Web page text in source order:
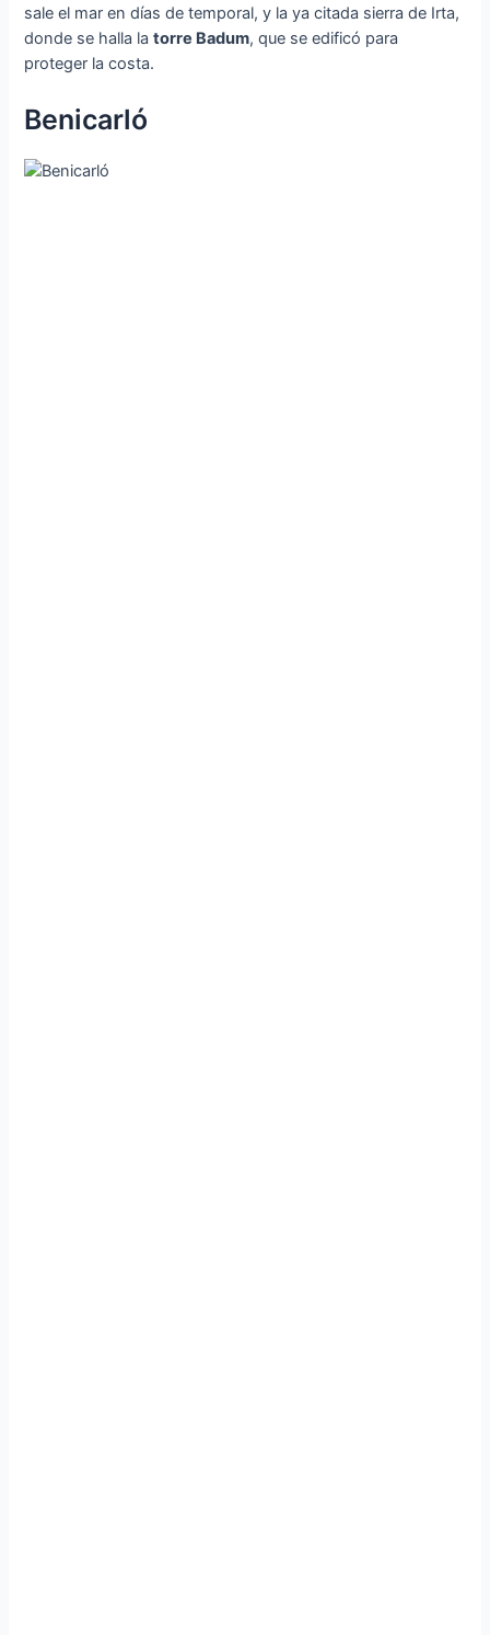
sale el mar en días de temporal, y la ya citada sierra de Irta,
donde se halla latorre Badum, que se edificó para
proteger la costa.
Benicarló